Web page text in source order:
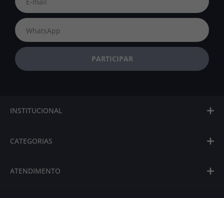
INSTITUCIONAL
CATEGORIAS
ATENDIMENTO